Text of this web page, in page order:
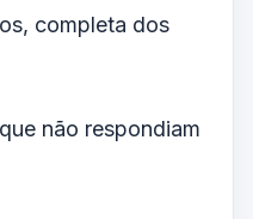
completa dos
não respondiam